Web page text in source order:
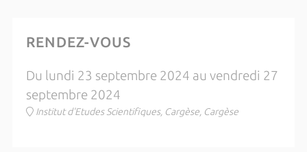
RENDEZ-VOUS
Du lundi 23 septembre 2024 au vendredi 27
septembre 2024
Institut d'Etudes Scientifiques, Cargèse, Cargèse